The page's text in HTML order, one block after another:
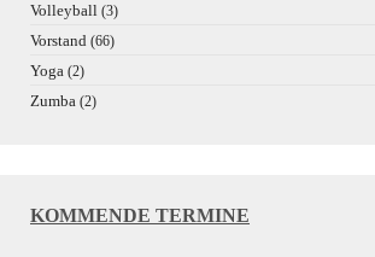
Volleyball (3)
Vorstand (66)
Yoga (2)
Zumba (2)
KOMMENDE TERMINE